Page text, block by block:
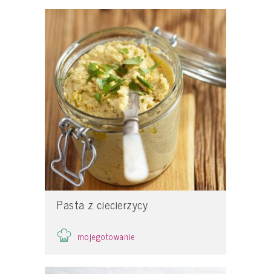
Pasta z ciecierzycy
mojegotowanie